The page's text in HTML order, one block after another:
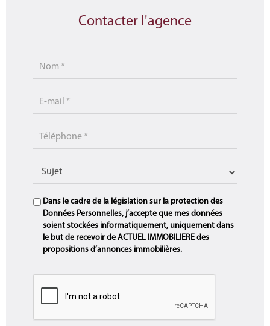
Contacter l'agence
Dans le cadre de la législation sur la protection des
Données Personnelles, j’accepte que mes données
soient stockées informatiquement, uniquement dans
le but de recevoir de ACTUEL IMMOBILIERE des
propositions d’annonces immobilières.